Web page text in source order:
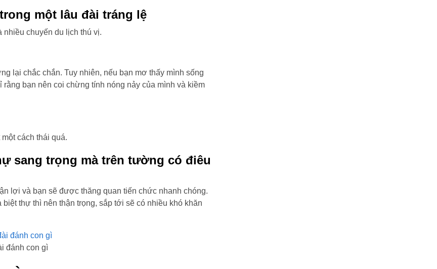
một lâu đài tráng lệ
nhiều chuyến du lịch thú vị.
lại chắc chắn. Tuy nhiên, nếu bạn mơ thấy mình sống
bạn nên coi chừng tính nóng nảy của mình và kiềm
cách thái quá.
sang trọng mà trên tường có điêu
lợi và bạn sẽ được thăng quan tiến chức nhanh chóng.
thự thì nên thận trọng, sắp tới sẽ có nhiều khó khăn
đánh con gì